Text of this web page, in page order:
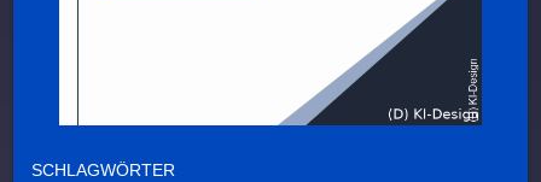
SCHLAGWÖRTER